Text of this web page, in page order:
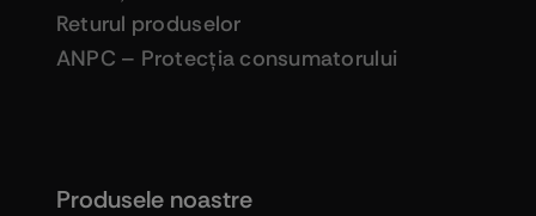
Produsele noastre
Returul produselor
ANPC – Protecţia consumatorului